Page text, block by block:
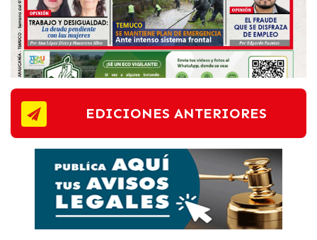
EDICIONES ANTERIORES